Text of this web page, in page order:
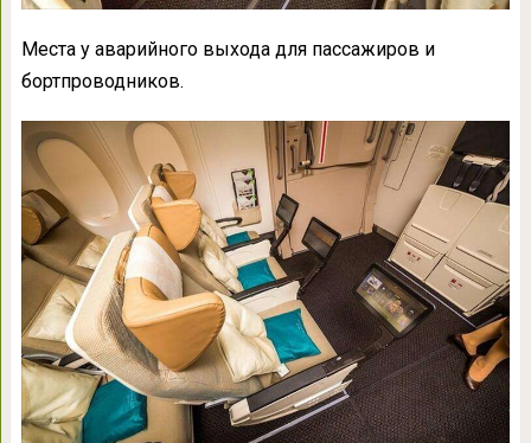
Места у аварийного выхода для пассажиров и
бортпроводников.